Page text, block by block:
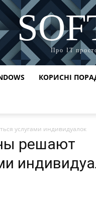
Про ІТ
КОРИСНІ
услугами индивидуалок
решают